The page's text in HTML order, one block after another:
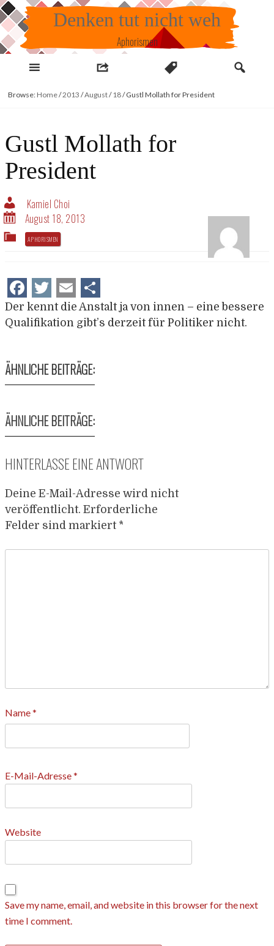
Skip
to
content
Denken tut nicht weh
Aphorismen
Browse: Home/2013 /August/18/Gustl Mollath for President
Gustl Mollath for
President
Kamiel Choi
August 18, 2013
APHORISMEN
Facebook
Twitter
Email
Der kennt die Anstalt ja von innen – eine bessere
Qualifikation gibt’s derzeit für Politiker nicht.
ÄHNLICHE BEITRÄGE:
ÄHNLICHE BEITRÄGE:
HINTERLASSE EINE ANTWORT
Deine E-Mail-Adresse wird nicht
veröffentlicht. Erforderliche
Felder sind markiert *
Name*
E-Mail-Adresse*
Website
Save my name, email, and website in this browser for the next
time I comment.